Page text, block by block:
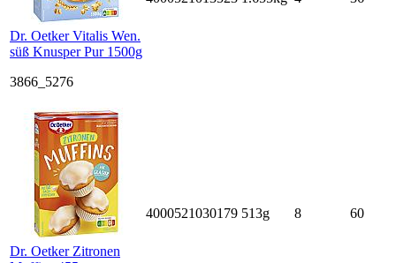
Dr. Oetker Vitalis Wen.
süß Knusper Pur 1500g
3866_5276
Dr. Oetker Zitronen
4000521030179 513g 8 60